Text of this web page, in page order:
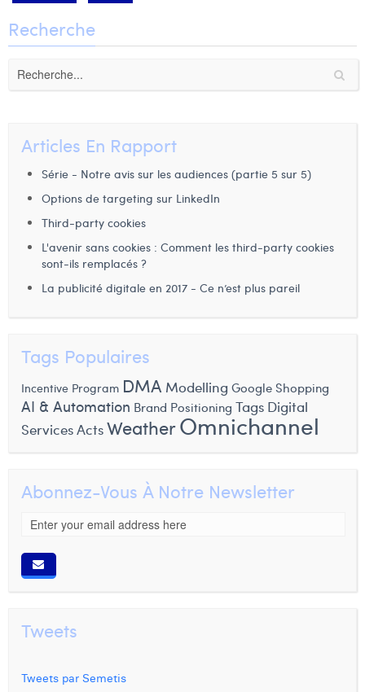
Recherche
Articles En Rapport
Série - Notre avis sur les audiences (partie 5 sur 5)
Options de targeting sur LinkedIn
Third-party cookies
L'avenir sans cookies : Comment les third-party cookies
sont-ils remplacés ?
La publicité digitale en 2017 - Ce n’est plus pareil
Tags Populaires
Incentive Program DMA Modelling Google Shopping
AI & Automation Brand Positioning Tags Digital
Services ActsWeatherOmnichannel
Abonnez-Vous À Notre Newsletter
Tweets
Tweets par Semetis